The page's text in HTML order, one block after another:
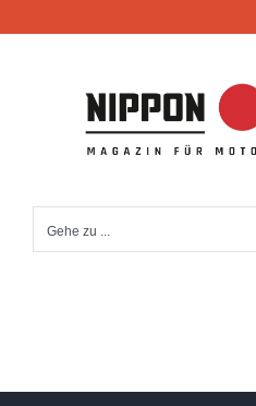
Inhalt
Gehe zu ...